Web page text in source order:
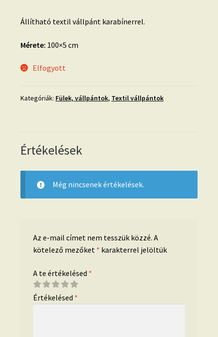
Állítható textil vállpánt karabínerrel.
Mérete: 100×5 cm
Elfogyott
Kategóriák: Fülek, vállpántok, Textil vállpántok
Értékelések
Még nincsenek értékelések.
Az e-mail címet nem tesszük közzé. A
kötelező mezőket * karakterrel jelöltük
A te értékelésed *
Értékelésed *